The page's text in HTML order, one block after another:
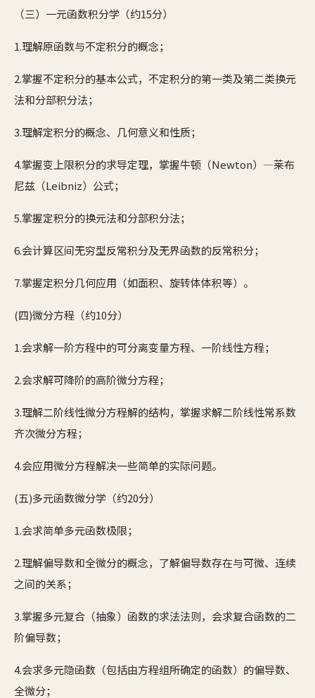
（三）一元函数积分学（约15分）
1.理解原函数与不定积分的概念；
2.掌握不定积分的基本公式，不定积分的第一类及第二类换元
法和分部积分法；
3.理解定积分的概念、几何意义和性质；
4.掌握变上限积分的求导定理，掌握牛顿（Newton）—莱布
尼兹（Leibniz）公式；
5.掌握定积分的换元法和分部积分法；
6.会计算区间无穷型反常积分及无界函数的反常积分；
7.掌握定积分几何应用（如面积、旋转体体积等）。
(四)微分方程（约10分）
1.会求解一阶方程中的可分离变量方程、一阶线性方程；
2.会求解可降阶的高阶微分方程；
3.理解二阶线性微分方程解的结构，掌握求解二阶线性常系数
齐次微分方程；
4.会应用微分方程解决一些简单的实际问题。
(五)多元函数微分学（约20分）
1.会求简单多元函数极限；
2.理解偏导数和全微分的概念，了解偏导数存在与可微、连续
之间的关系；
3.掌握多元复合（抽象）函数的求法法则，会求复合函数的二
阶偏导数；
4.会求多元隐函数（包括由方程组所确定的函数）的偏导数、
全微分；